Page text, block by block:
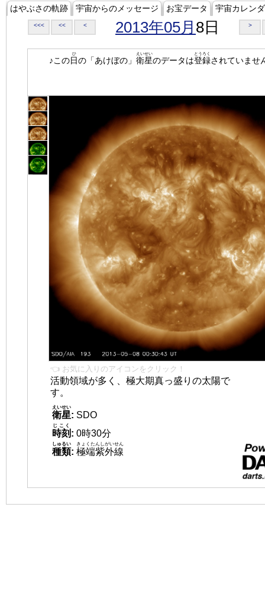
はやぶさの軌跡 宇宙からのメッセージ お宝データ 宇宙カレン
<<< << < 2013年05月 8日 >
♪この日
ひ
の「あけぼの」 衛星
えいせい
のデータは登録
とうろく
されていませ
👈 お気に入りのアイコンをクリック！
活動領域が多く、極大期真っ盛りの太陽で
す。
衛星
えいせい
: SDO
時刻
じこく
: 0時30分
種類
しゅるい
: 極端紫外線
きょくたんしがいせん